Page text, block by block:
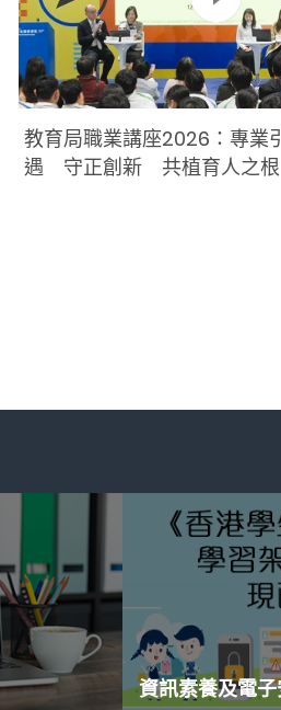
教育局職業講座2026：專
遇 守正創新 共植育人之根
資訊素養及電